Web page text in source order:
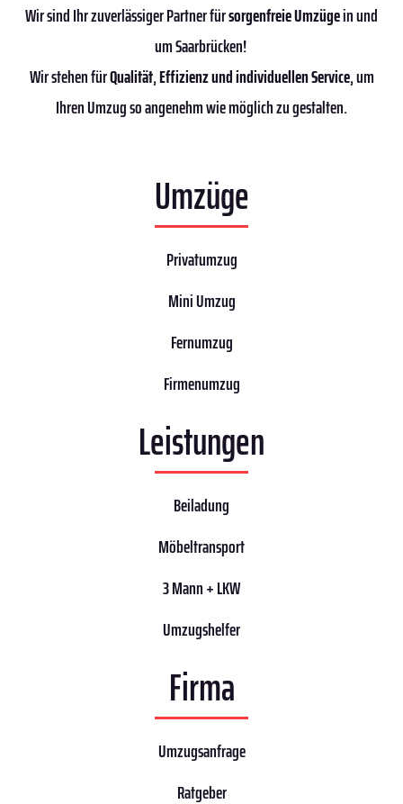
Wir sind Ihr zuverlässiger Partner fürsorgenfreie Umzügein und
um Saarbrücken!
Wir stehen fürQualität,Effizienzund individuellen Service, um
Ihren Umzug so angenehm wie möglich zu gestalten.
Umzüge
Privatumzug
Mini Umzug
Fernumzug
Firmenumzug
Leistungen
Beiladung
Möbeltransport
3 Mann + LKW
Umzugshelfer
Firma
Umzugsanfrage
Ratgeber